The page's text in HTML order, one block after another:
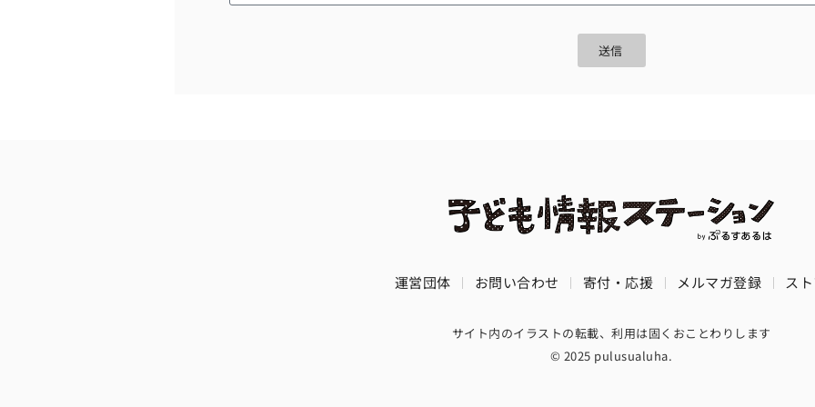
送信
運営団体 お問い合わせ 寄付・応援 メルマガ登録 ス
サイト内のイラストの転載、利用は固くおことわりします
© 2025 pulusualuha.